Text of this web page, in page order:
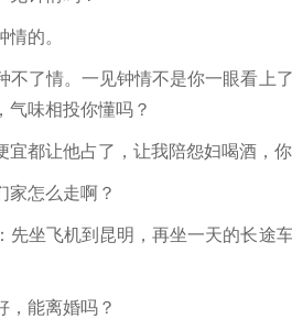
的。
了情。一见钟情不是你一眼看上
气味相投你懂吗？
都让他占了，让我陪怨妇喝酒，
怎么走啊？
坐飞机到昆明，再坐一天的长途
能离婚吗？